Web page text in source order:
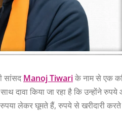
सांसद Manoj Tiwariके नाम से एक
दावा किया जा रहा है कि उन्होंने
लेकर घूमते हैं, रुपये से खरीदारी करते